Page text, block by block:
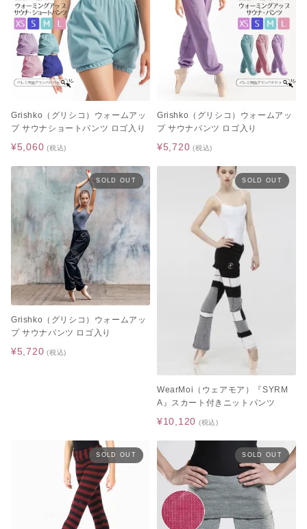
[A4カレンダープレゼント]サタ
ネラ
ゴールデンウィーク期間中のお
荷物のお届けに関するお知らせ
2026.04.26
Grishko（グリシコ）ウォームアッ
プ サウナショートパンツ ロゴ入り
¥5,060 (税込)
Grishko（グリシコ）ウォームアッ
プ サウナパンツ ロゴ入り
¥5,720 (税込)
SOLD OUT
Grishko（グリシコ）ウォームアッ
プ サウナパンツ ロゴ入り
¥5,720 (税込)
SOLD OUT
WearMoi（ウェアモア）『SYRM
A』スカート付きニットパンツ
¥10,120 (税込)
SOLD OUT SOLD OUT